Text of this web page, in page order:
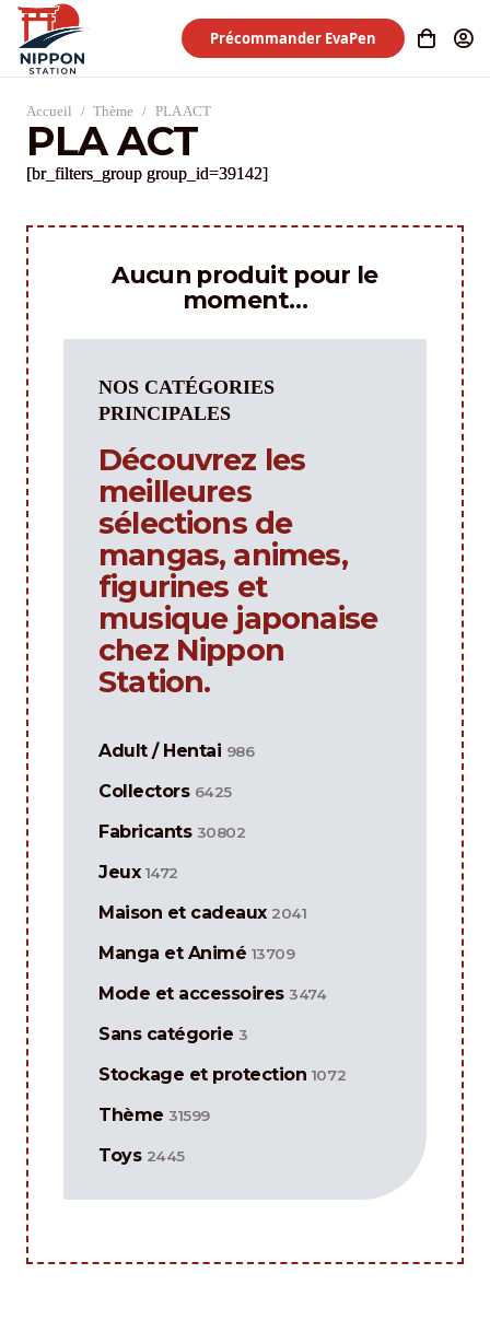
Précommander EvaPen
Accueil / Thème / PLA ACT
PLA ACT
[br_filters_group group_id=39142]
Aucun produit pour le
moment…
NOS CATÉGORIES
PRINCIPALES
Découvrez les
meilleures
sélections de
mangas, animes,
figurines et
musique japonaise
chez Nippon
Station.
Adult / Hentai 986
Collectors 6425
Fabricants 30802
Jeux 1472
Maison et cadeaux 2041
Manga et Animé 13709
Mode et accessoires 3474
Sans catégorie 3
Stockage et protection 1072
Thème 31599
Toys 2445